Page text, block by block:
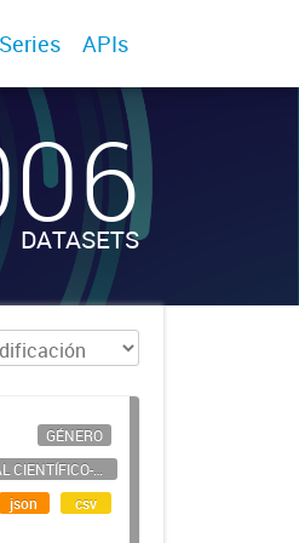
Series APIs
DATASETS
GÉNERO
PERSONAL CIENTÍFICO-TECNOLÓGICO
json
csv